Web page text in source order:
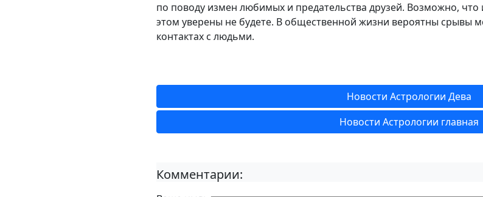
по поводу измен любимых и предательства друзей. Возможно,
этом уверены не будете. В общественной жизни вероятны срывы
контактах с людьми.
Новости Астрологии Дева
Новости Астрологии главная
Комментарии: